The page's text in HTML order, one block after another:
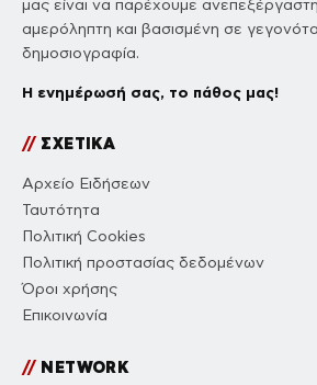
μας είναι να παρέχουμε
αμερόληπτη και βασισμένη σε γεγονότα
δημοσιογραφία.
Η ενημέρωσή σας, το πάθος μας!
//ΣΧΕΤΙΚΑ
Αρχείο Ειδήσεων
Ταυτότητα
Πολιτική Cookies
Πολιτική προστασίας δεδομένων
Όροι χρήσης
Επικοινωνία
//NETWORK